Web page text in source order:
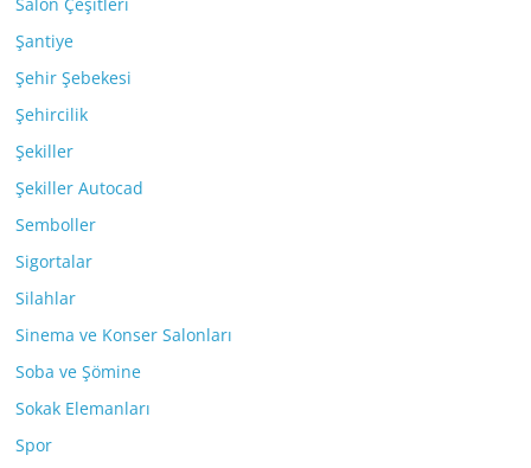
Şantiye
Şehir Şebekesi
Şehircilik
Şekiller
Şekiller Autocad
Semboller
Sigortalar
Silahlar
Sinema ve Konser Salonları
Soba ve Şömine
Sokak Elemanları
Spor